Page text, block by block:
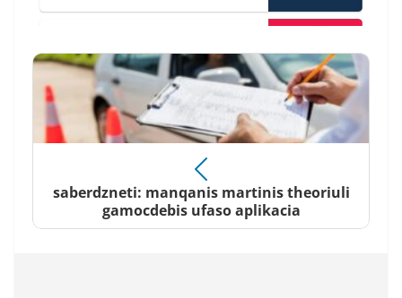
saberdzneti: manqanis martinis theoriuli
gamocdebis ufaso aplikacia